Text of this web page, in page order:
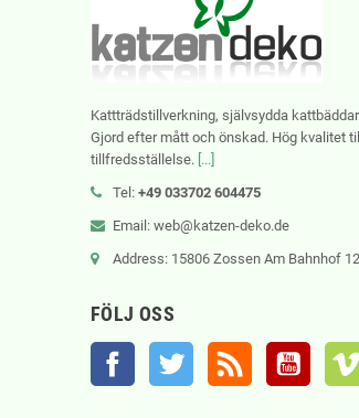
Kattträdstillverkning, självsydda
Gjord efter mått och önskad. Hög kvalitet
tillfredsställelse. [...]
Tel: +49 033702 604475
Email: web@katzen-deko.de
Address: 15806 Zossen Am Bahnhof 12
FÖLJ OSS
Facebook Twitter RSS YouTube